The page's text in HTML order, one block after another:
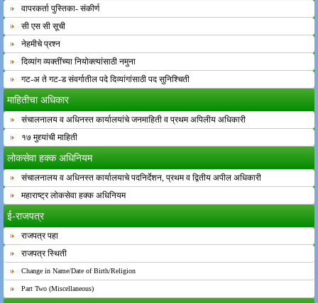
वापरकर्ता पुस्तिका- संकीर्ण
सी एस सी सूची
नेहमीचे प्रश्न
दिव्यांग व्यक्तींच्या नियोक्त्यांसाठी नमुना
गट-अ ते गट-ड संवर्गातील पदे दिव्यांगांसाठी पद सुनिश्चिती
माहितीचा अधिकार
संचालनालय व अधिनस्त कार्यालयांचे जनमाहिती व प्रथम अपिलीय अधिकारी
१७ मुद्द्यांची माहिती
लोकसेवा हक्क अधिनियम
संचालनालय व अधिनस्त कार्यालयाचे पदनिर्देशन, प्रथम व द्वितीय अपील अधिकारी
महाराष्ट्र लोकसेवा हक्क अधिनियम
ई-राजपत्र
राजपत्र पहा
राजपत्र स्थिती
Change in Name/Date of Birth/Religion
Part Two (Miscellaneous)